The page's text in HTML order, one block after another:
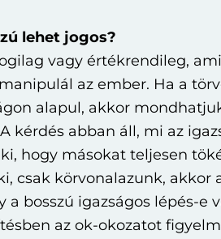
lehet jogos?
vagy értékrendileg,
az ember. Ha a
alapul, akkor
kérdés abban áll, mi az
hogy másokat teljesen
csak körvonalazunk, akkor
bosszú igazságos lépés-e
az ok-okozatot